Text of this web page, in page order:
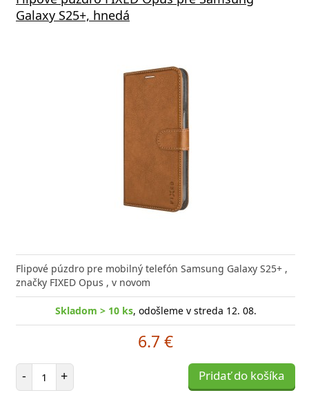
Galaxy S25+, hnedá
Flipové púzdro pre mobilný telefón Samsung Galaxy S25+ ,
značky FIXED Opus , v novom
Skladom > 10 ks, odošleme v streda 12. 08.
6.7 €
- Počet položiek
+ Pridať do košíka